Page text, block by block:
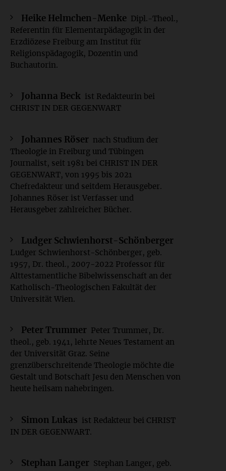
Heike Helmchen-Menke
Dipl.-Theol.,
Referentin für Elementarpädagogik in der
Erzdiözese Freiburg am Institut für
Religionspädagogik, Dozentin und
Buchautorin.
Johanna Beck
ist Redakteurin bei
CHRIST IN DER GEGENWART
Johannes Röser
nach Studium der
Theologie in Freiburg und Tübingen
Journalist, seit 1981 bei CHRIST IN DER
GEGENWART, von 1995 bis 2021
Chefredakteur und seitdem Herausgeber.
Johannes Röser ist Verfasser und
Herausgeber zahlreicher Bücher.
Ludger Schwienhorst-Schönberger
Ludger Schwienhorst-Schönberger, geb.
1957, Dr. theol., 2007-2022 Professor für
Alttestamentliche Bibelwissenschaft an der
Katholisch-Theologischen Fakultät der
Universität Wien.
Peter Trummer
Peter Trummer, Dr.
theol., geb. 1941, lehrte Neues Testament an
der Universität Graz. Seine
grenzüberschreitende Theologie möchte die
Gestalt und Botschaft Jesu den Menschen von
heute heilsam nahebringen.
Simon Lukas
ist Redakteur bei CHRIST
IN DER GEGENWART.
Stephan Langer
Stephan Langer, geb.